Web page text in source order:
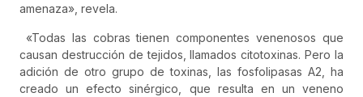
amenaza», revela.
«Todas las cobras tienen componentes venenosos que
causan destrucción de tejidos, llamados citotoxinas. Pero la
adición de otro grupo de toxinas, las fosfolipasas A2, ha
creado un efecto sinérgico, que resulta en un veneno